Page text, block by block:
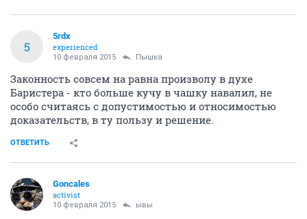
5
5rdx
experienced
10 февраля 2015 Пышка
Законность совсем на равна произволу в духе
Баристера - кто больше кучу в чашку навалил, не
особо считаясь с допустимостью и относимостью
доказательств, в ту пользу и решение.
ОТВЕТИТЬ
Goncales
activist
10 февраля 2015 ывы